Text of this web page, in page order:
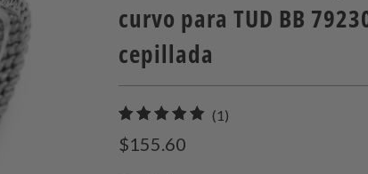
curvo para TUD BB
cepillada
(1)
$155.60